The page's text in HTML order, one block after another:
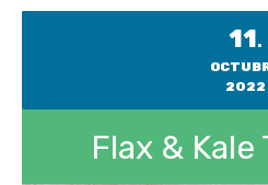
11.
2022
Flax &